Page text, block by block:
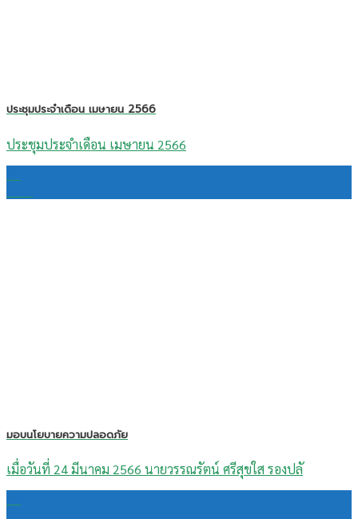
ประชุมประจำเดือน เมษายน 2566
ประชุมประจำเดือน เมษายน 2566
มอบนโยบายความปลอดภัย
เมื่อวันที่ 24 มีนาคม 2566 นายวรรณรัตน์ ศรีสุขใส รองปลั